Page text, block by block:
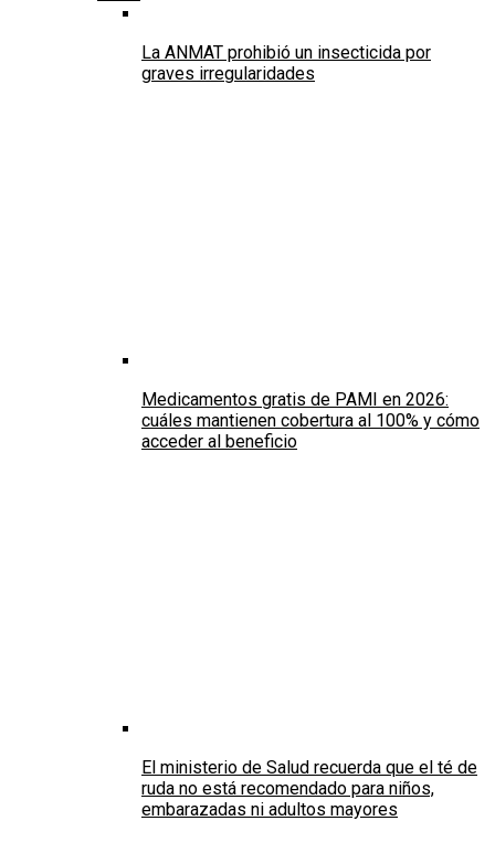
La ANMAT prohibió un insecticida por
graves irregularidades
Medicamentos gratis de PAMI en 2026:
cuáles mantienen cobertura al 100% y cómo
acceder al beneficio
El ministerio de Salud recuerda que el té de
ruda no está recomendado para niños,
embarazadas ni adultos mayores